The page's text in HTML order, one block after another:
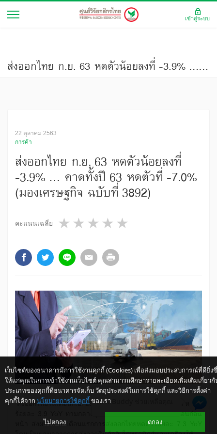
ส่งออกไทย ก.ย. 63 หดตัวน้อยลงที่ -3.9% ... คาดทั้งปี 63 หดตัวที่ -7.0% (มองเศรษฐกิจ ฉบับที่ 3892)
22 ตุลาคม 2563
การค้า
ส่งออกไทย ก.ย. 63 หดตัวน้อยลงที่
-3.9% ... คาดทั้งปี 63 หดตัวที่ -7.0%
(มองเศรษฐกิจ ฉบับที่ 3892)
คะแนนเฉลี่ย 4 stars
3 stars
2 stars
1 star
​​ ส่งออกไทยในเดือนก.ย. 2563 อยู่ที่ 19,621.3 ล้านเหรียญฯ หดตัว
ร้อยละ 3.9 YoY ท่ามกลางอุปสงค์โลกที่ฟื้นตัวดีขึ้นจากเดือนก่อน
หน้า ส่งผลให้ 9 เดือนแรกการส่งออกไทยหดตัวร้อยละ 7.3 YoY
เว็บไซต์ของธนาคารมีการใช้งานคุกกี้ (Cookies) เพื่อส่งมอบประสบการณ์ที่ดียิ่ง
ให้แก่คุณในการเข้าใช้งานเว็บไซต์ คุณสามารถศึกษารายละเอียดเพิ่มเติมเกี่ยวกั
ประเภทของคุกกี้ที่ธนาคารจัดเก็บ วัตถุประสงค์ในการใช้คุกกี้ และวิธีการตั้งค่า
คุกกี้ได้จาก นโยบายการใช้คุกกี้ ของเรา
ไม่ตกลง ตกลง
เข้าสู่ระบบ
ให้ K-Buddy ช่วยเหลือคุณ